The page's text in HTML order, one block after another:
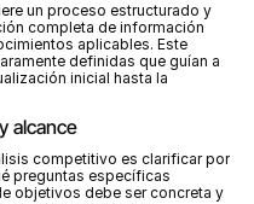
un proceso estructurado y
completa de información
aplicables. Este
definidas que guían a
inicial hasta la
alcance
competitivo es clarificar por
preguntas específicas
objetivos debe ser concreta y